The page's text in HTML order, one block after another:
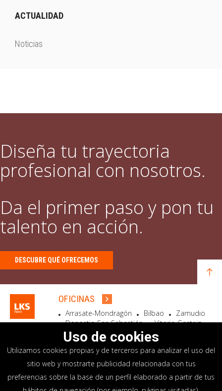
ACTUALIDAD
Noticias
Diseña tu trayectoria
profesional con nosotros.
Da el primer paso y pon tu
talento en acción.
DESCUBRE QUÉ OFRECEMOS
OFICINAS
Arrasate-Mondragón Bilbao
Zamudio
Donostia-San Sebastián
Vitoria-Gasteiz
Madrid
El Astillero Bidart
SEDE SOCIAL
Goiru, 7 Arrasate-Mondragón
CP 20500 GIPUZKOA – SPAIN
Uso de cookies
Utilizamos cookies propias y de terceros para analizar el uso del
sitio web y mostrarte publicidad relacionada con tus
preferencias sobre la base de un perfil elaborado a partir de tus